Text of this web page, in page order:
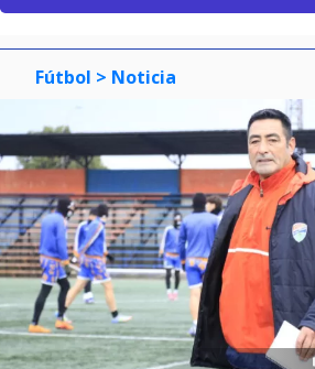
Fútbol > Noticia